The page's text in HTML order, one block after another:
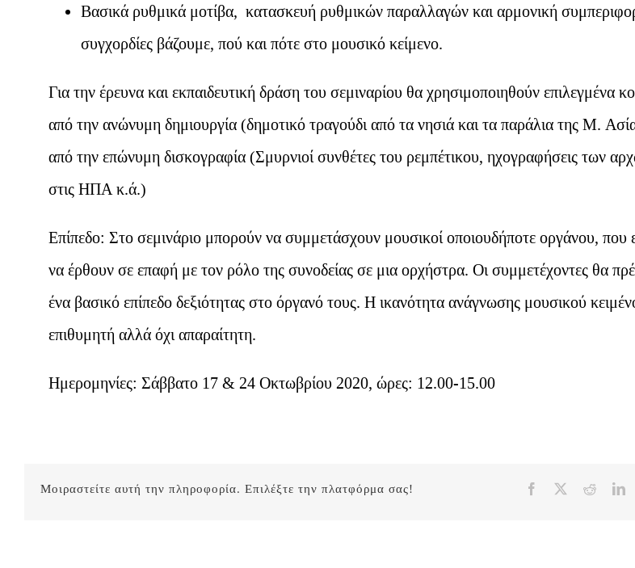
Βασικά ρυθμικά μοτίβα, κατασκευή ρυθμικών παραλλαγών και αρμονική
συγχορδίες βάζουμε, πού και πότε στο μουσικό κείμενο.
Για την έρευνα και εκπαιδευτική δράση του σεμιναρίου θα χρησιμοποιηθούν επιλεγμένα
από την ανώνυμη δημιουργία (δημοτικό τραγούδι από τα νησιά και τα παράλια της Μ.
από την επώνυμη δισκογραφία (Σμυρνιοί συνθέτες του ρεμπέτικου, ηχογραφήσεις των
στις ΗΠΑ κ.ά.)
Επίπεδο: Στο σεμινάριο μπορούν να συμμετάσχουν μουσικοί οποιουδήποτε οργάνου, που
να έρθουν σε επαφή με τον ρόλο της συνοδείας σε μια ορχήστρα. Οι συμμετέχοντες θα
ένα βασικό επίπεδο δεξιότητας στο όργανό τους. Η ικανότητα ανάγνωσης μουσικού
επιθυμητή αλλά όχι απαραίτητη.
Ημερομηνίες: Σάββατο 17 & 24 Οκτωβρίου 2020, ώρες: 12.00-15.00
Μοιραστείτε αυτή την πληροφορία. Επιλέξτε την πλατφόρμα σας! Facebook Reddit